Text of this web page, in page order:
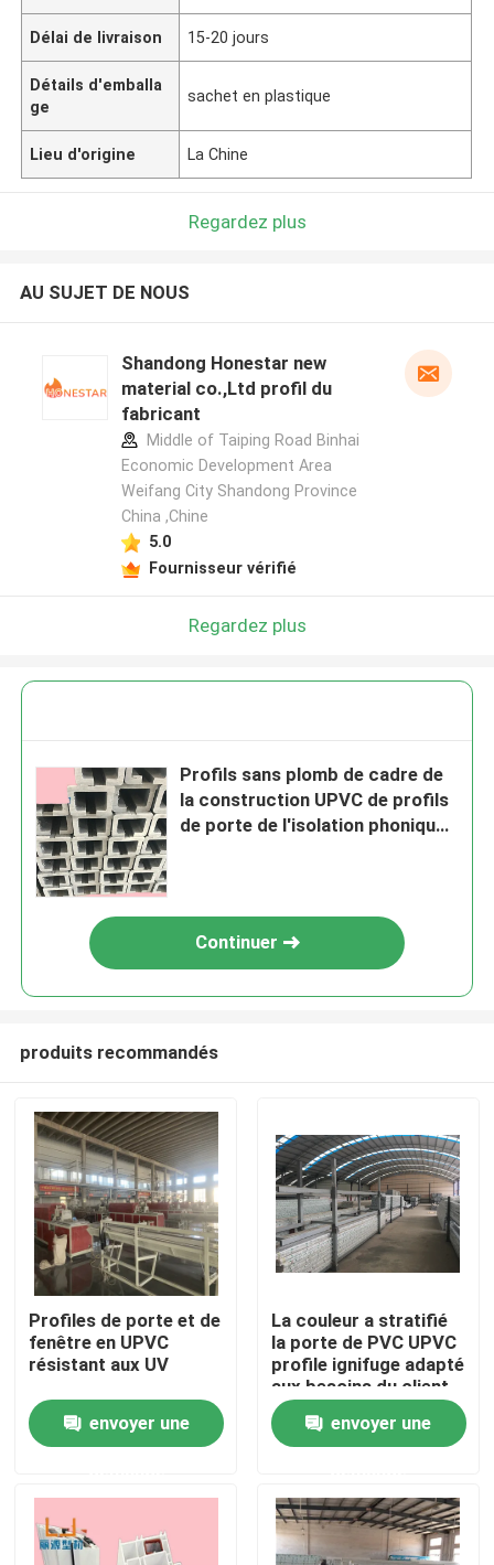
Maison
Produits
vidéos
Au sujet de nous
Délai de livraison 15-20 jours
Détails d'emballa
ge
sachet en plastique
Lieu d'origine La Chine
Regardez plus
AU SUJET DE NOUS
Shandong Honestar new
material co.,Ltd profil du
fabricant
Middle of Taiping Road Binhai
Economic Development Area
Weifang City Shandong Province
China ,Chine
5.0
Fournisseur vérifié
Regardez plus
Profils sans plomb de cadre de
la construction UPVC de profils
de porte de l'isolation phonique
Continuer
produits recommandés
Profiles de porte et de
fenêtre en UPVC
résistant aux UV
envoyer une
La couleur a stratifié
la porte de PVC UPVC
profile ignifuge adapté
aux besoins du client
envoyer une